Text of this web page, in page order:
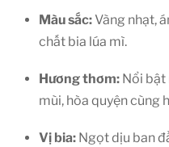
Màu sắc:Vàng nhạt,
chất bia lúa mì.
Hương thơm: Nổi bật
mùi, hòa quyện cùng
Vị bia: Ngọt dịu ban